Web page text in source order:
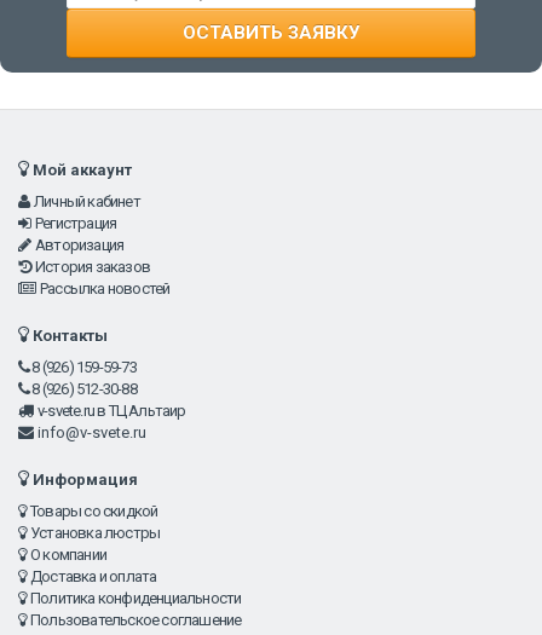
Мой аккаунт
Личный кабинет
Регистрация
Авторизация
История заказов
Рассылка новостей
Контакты
8 (926) 159-59-73
8 (926) 512-30-88
v-svete.ru в ТЦ Альтаир
info@v-svete.ru
Информация
Товары со скидкой
Установка люстры
О компании
Доставка и оплата
Политика конфиденциальности
Пользовательское соглашение